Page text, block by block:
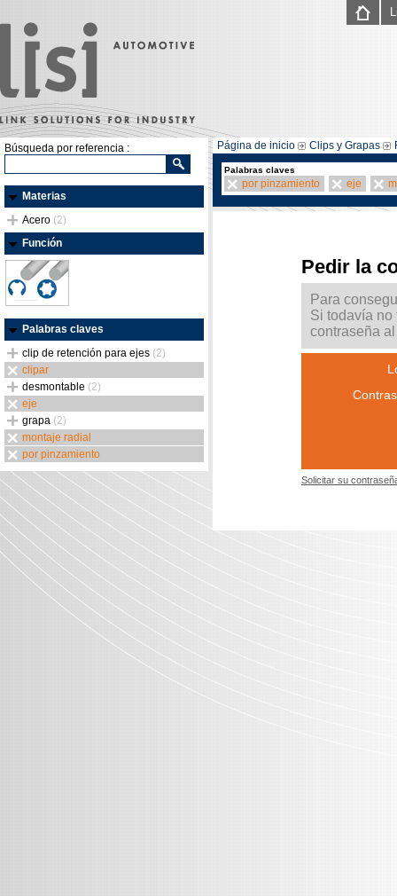
Búsqueda por referencia :
Materias
Acero (2)
Función
Palabras claves
clip de retención para ejes (2)
clipar
desmontable (2)
eje
grapa (2)
montaje radial
por pinzamiento
Página de inicio Clips y Grapas
Palabras claves
por pinzamiento eje
Pedir la
Para
Si todavía no
contraseña
Solicitar su